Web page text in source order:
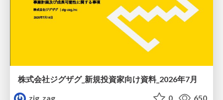
株式会社ジグザグ_新規投資家向け資料_2026年7月
zig_zag
0 650